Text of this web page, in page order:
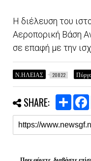
Η διέλευση του
Αεροπορική Βάση
σε επαφή με την
Ν.ΗΛΕΙΑΣ 20822
SHARE:
S
a
r
e
Πριν φύγετε, διαβάστε